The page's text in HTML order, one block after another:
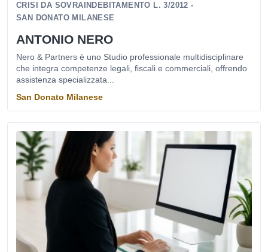
CRISI DA SOVRAINDEBITAMENTO L. 3/2012 -
SAN DONATO MILANESE
ANTONIO NERO
Nero & Partners è uno Studio professionale multidisciplinare
che integra competenze legali, fiscali e commerciali, offrendo
assistenza specializzata...
San Donato Milanese